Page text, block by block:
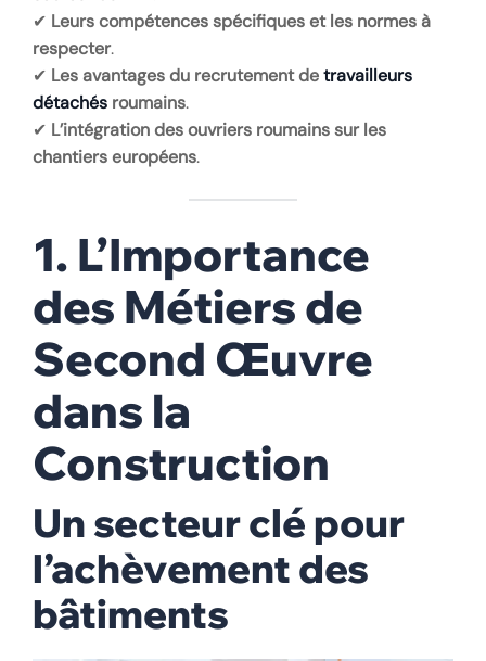
✔ Leurs compétences spécifiques et les normes à
respecter.
✔ Les avantages du recrutement detravailleurs
détachés roumains.
✔ L’intégration des ouvriers roumains sur les
chantiers européens.
1. L’Importance
des Métiers de
Second Œuvre
dans la
Construction
Un secteur clé pour
l’achèvement des
bâtiments